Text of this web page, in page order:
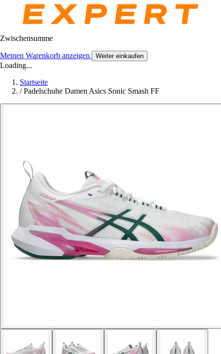
Zwischensumme
Meinen Warenkorb anzeigen Weiter einkaufen
Loading...
Startseite
/ Padelschuhe Damen Asics Sonic Smash FF